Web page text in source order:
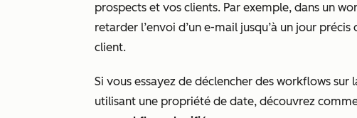
prospects et vos clients. Par exemple, dans un
retarder l’envoi d’un e-mail jusqu’à un jour
client.
Si vous essayez de déclencher des workflows sur
utilisant une propriété de date, découvrez